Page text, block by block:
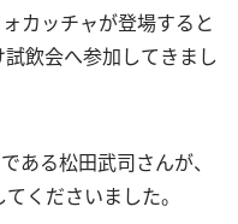
カッチャが登場すると
飲会へ参加してきまし
ある松田武司さんが、
くださいました。